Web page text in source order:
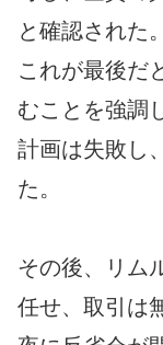
と確認された
これが最後だ
むことを強調
計画は失敗し
た。
その後、リム
任せ、取引は